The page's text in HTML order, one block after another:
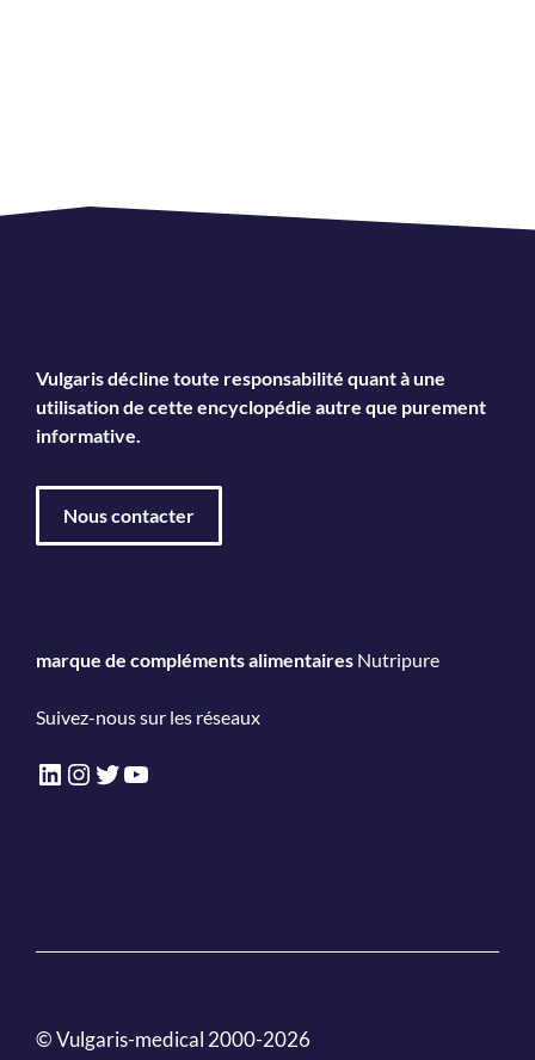
Vulgaris décline toute responsabilité quant à une
utilisation de cette encyclopédie autre que purement
informative.
Nous contacter
marque de compléments alimentaires Nutripure
Suivez-nous sur les réseaux
LinkedIn
Instagram
Twitter
YouTube
© Vulgaris-medical 2000-2026